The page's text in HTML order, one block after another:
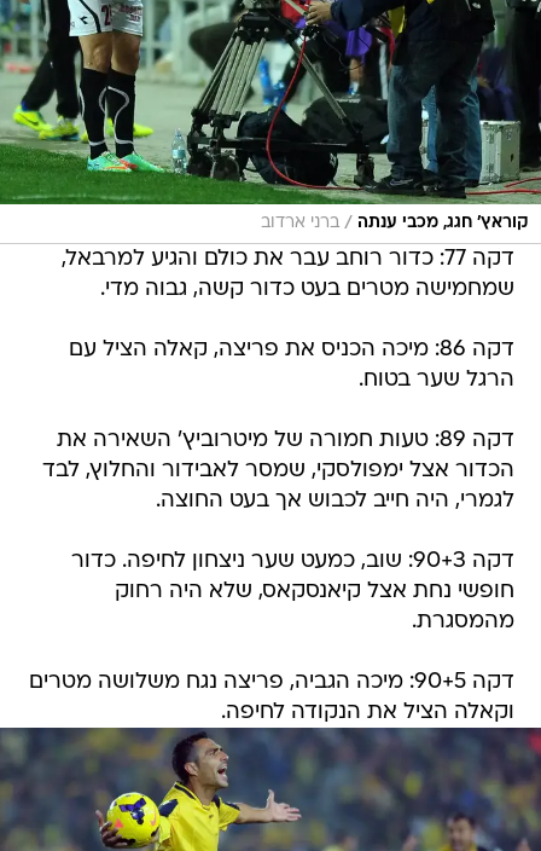
קוראץ' חגג, מכבי ענתה / ברני ארדוב
דקה 77: כדור רוחב עבר את כולם והגיע למרבאל,
שמחמישה מטרים בעט כדור קשה, גבוה מדי.
דקה 86: מיכה הכניס את פריצה, קאלה הציל עם
הרגל שער בטוח.
דקה 89: טעות חמורה של מיטרוביץ' השאירה את
הכדור אצל ימפולסקי, שמסר לאבידור והחלוץ, לבד
לגמרי, היה חייב לכבוש אך בעט החוצה.
דקה 90+3: שוב, כמעט שער ניצחון לחיפה. כדור
חופשי נחת אצל קיאנסקאס, שלא היה רחוק
מהמסגרת.
דקה 90+5: מיכה הגביה, פריצה נגח משלושה מטרים
וקאלה הציל את הנקודה לחיפה.